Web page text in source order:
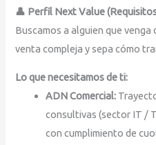
👤 Perfil Next Value
Buscamos a alguien que venga
venta compleja y sepa cómo
Lo que necesitamos de ti:
ADN Comercial:
consultivas (sector IT /
con cumplimiento de